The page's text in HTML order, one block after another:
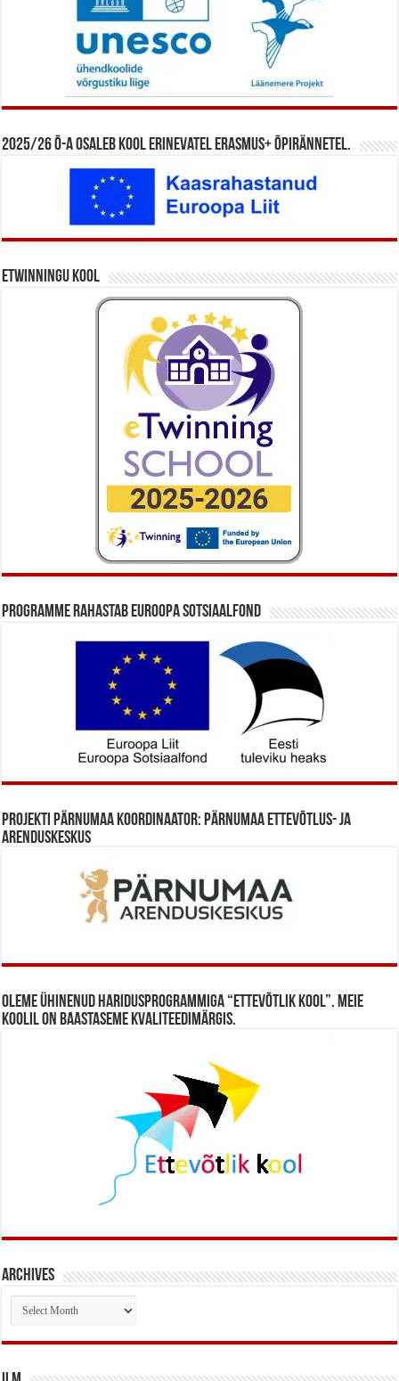
2025/26 õ-a osaleb kool erinevatel Erasmus+ õpirännetel.
eTwinningu kool
Programme rahastab Euroopa Sotsiaalfond
Projekti Pärnumaa koordinaator: Pärnumaa Ettevõtlus- ja
Arenduskeskus
Oleme ühinenud haridusprogrammiga “Ettevõtlik Kool”. Meie
koolil on baastaseme kvaliteedimärgis.
Archives
Archives